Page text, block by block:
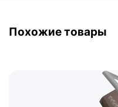
Похожие товары